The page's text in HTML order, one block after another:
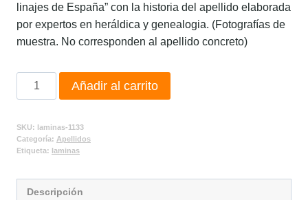
linajes de España” con la historia del apellido elaborada
por expertos en heráldica y genealogia. (Fotografías de
muestra. No corresponden al apellido concreto)
Añadir al carrito
SKU: laminas-1133
Categoría: Apellidos
Etiqueta: laminas
Descripción